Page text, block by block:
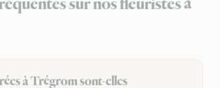
à Trégrom sont-elles